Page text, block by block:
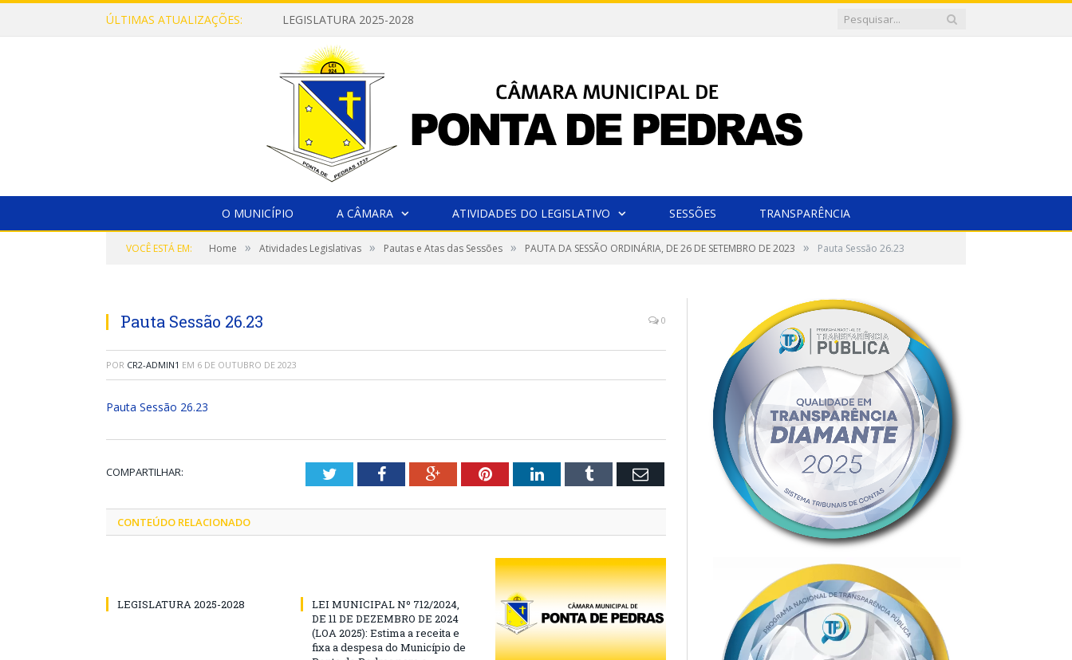
ÚLTIMAS ATUALIZAÇÕES: LEGISLATURA 2025-2028
O MUNICÍPIO A CÂMARA ATIVIDADES DO LEGISLATIVO SESSÕES TRANSPARÊNCIA
VOCÊ ESTÁ EM: Home » Atividades Legislativas » Pautas e Atas das Sessões » PAUTA DA SESSÃO ORDINÁRIA, DE 26 DE SETEMBRO DE 2023 » Pauta Sessão 26.23
Pauta Sessão 26.23 0
POR CR2-ADMIN1 EM 6 DE OUTUBRO DE 2023
Pauta Sessão 26.23
COMPARTILHAR: TwitterFacebookGoogle+PinterestLinkedInTumblr Email
CONTEÚDO RELACIONADO
LEGISLATURA 2025-2028
LEI MUNICIPAL Nº 712/2024,
DE 11 DE DEZEMBRO DE 2024
(LOA 2025): Estima a receita e
fixa a despesa do Município de